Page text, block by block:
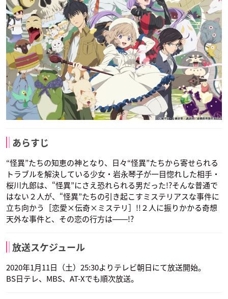
あらすじ
“怪異”たちの知恵の神となり、日々“怪異”たちから寄せられる
トラブルを解決している少女・岩永琴子が一目惚れした相手・
桜川九郎は、“怪異”にさえ恐れられる男だった!?そんな普通で
はない２人が、“怪異”たちの引き起こすミステリアスな事件に
立ち向かう［恋愛×伝奇×ミステリ］!!２人に振りかかる奇想
天外な事件と、その恋の行方は――!?
放送スケジュール
2020年1月11日（土）25:30よりテレビ朝日にて放送開始。
BS日テレ、MBS、AT-Xでも順次放送。